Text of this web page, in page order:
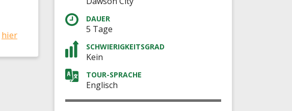
hier
DAUER
5 Tage
SCHWIERIGKEITSGRAD
Kein
TOUR-SPRACHE
Englisch